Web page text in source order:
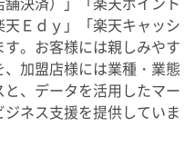
Ｅｄｙ」「楽天キャッシ
。お客様には親しみやす
加盟店様には業種・業態
、データを活用したマー
ネス支援を提供していま